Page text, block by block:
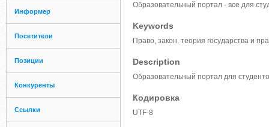
Информер
Посетители
Позиции
Конкуренты
Ссылки
Образовательный портал - все для
Keywords
Право, закон, теория государства и
Description
Образовательный портал для
Кодировка
UTF-8